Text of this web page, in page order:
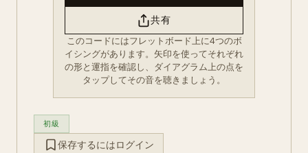
共有
このコードにはフレットボード上に4つのボ
イシングがあります。矢印を使ってそれぞれ
の形と運指を確認し、ダイアグラム上の点を
タップしてその音を聴きましょう。
初級
保存するにはログイン